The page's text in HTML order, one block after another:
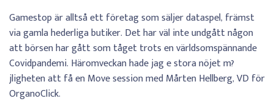
Gamestop är alltså ett företag som säljer dataspel, främst
via gamla hederliga butiker. Det har väl inte undgått någon
att börsen har gått som tåget trots en världsomspännande
Covidpandemi. Häromveckan hade jag e stora nöjet m?
jligheten att få en Move session med Mårten Hellberg, VD för
OrganoClick.